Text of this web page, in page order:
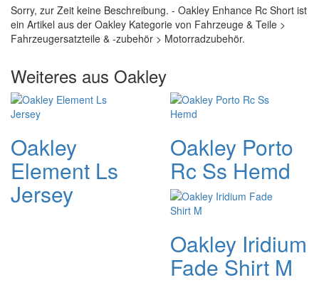
Sorry, zur Zeit keine Beschreibung. - Oakley Enhance Rc Short ist
ein Artikel aus der Oakley Kategorie von Fahrzeuge & Teile >
Fahrzeugersatzteile & -zubehör > Motorradzubehör.
Weiteres aus Oakley
Oakley
Element Ls
Jersey
Oakley Porto
Rc Ss Hemd
Oakley Iridium
Fade Shirt M